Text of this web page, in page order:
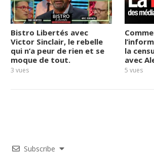
Bistro Libertés avec
Victor Sinclair, le rebelle
qui n’a peur de rien et se
moque de tout.
3 vues
la
avec
5 vues
Subscribe